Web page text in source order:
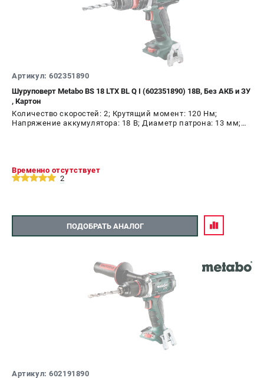
Артикул: 602351890
Шуруповерт Metabo BS 18 LTX BL Q I (602351890) 18В, Без АКБ и ЗУ
, Картон
Количество скоростей: 2; Крутящий момент: 120 Нм;
Напряжение аккумулятора: 18 В; Диаметр патрона: 13 мм;
Временно отсутствует
2
ПОДОБРАТЬ АНАЛОГ
Артикул: 602191890